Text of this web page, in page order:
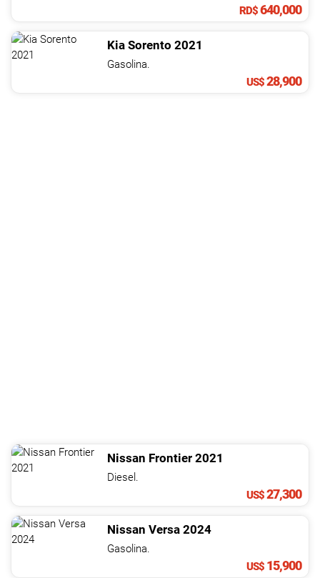
RD$640,000
Kia Sorento 2021
Gasolina.
US$28,900
Nissan Frontier 2021
Diesel.
US$27,300
Nissan Versa 2024
Gasolina.
US$ 15,900